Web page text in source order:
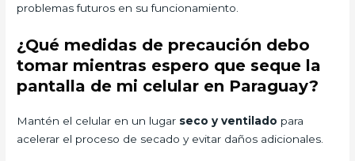
problemas futuros en su funcionamiento.
¿Qué medidas de precaución debo
tomar mientras espero que seque la
pantalla de mi celular en Paraguay?
Mantén el celular en un lugar seco y ventilado para
acelerar el proceso de secado y evitar daños adicionales.